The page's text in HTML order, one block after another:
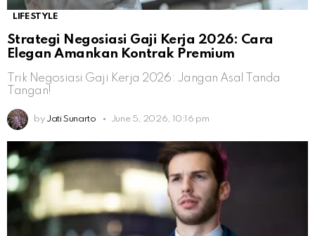
LIFESTYLE
Strategi Negosiasi Gaji Kerja 2026: Cara
Elegan Amankan Kontrak Premium
Trik Negosiasi Gaji Kerja 2026: Jangan Asal Tanda
Tangan!
by Jati Sunarto June 5, 2026, 10:16 pm